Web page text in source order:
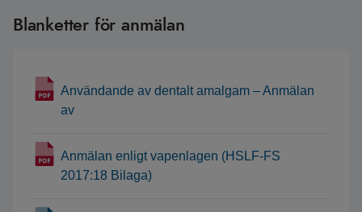
Blanketter för anmälan
Användande av dentalt amalgam – Anmälan
av
Anmälan enligt vapenlagen (HSLF-FS
2017:18 Bilaga)